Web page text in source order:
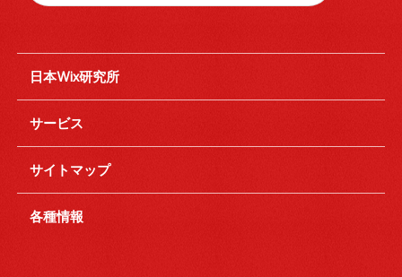
日本Wix研究所
サービス
サイトマップ
各種情報